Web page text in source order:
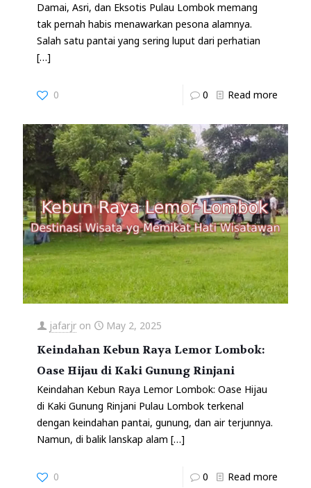
Damai, Asri, dan Eksotis Pulau Lombok memang
tak pernah habis menawarkan pesona alamnya.
Salah satu pantai yang sering luput dari perhatian
[…]
0 0 Read more
jafarjr on May 2, 2025
Keindahan Kebun Raya Lemor Lombok:
Oase Hijau di Kaki Gunung Rinjani
Keindahan Kebun Raya Lemor Lombok: Oase Hijau
di Kaki Gunung Rinjani Pulau Lombok terkenal
dengan keindahan pantai, gunung, dan air terjunnya.
Namun, di balik lanskap alam […]
0 0 Read more